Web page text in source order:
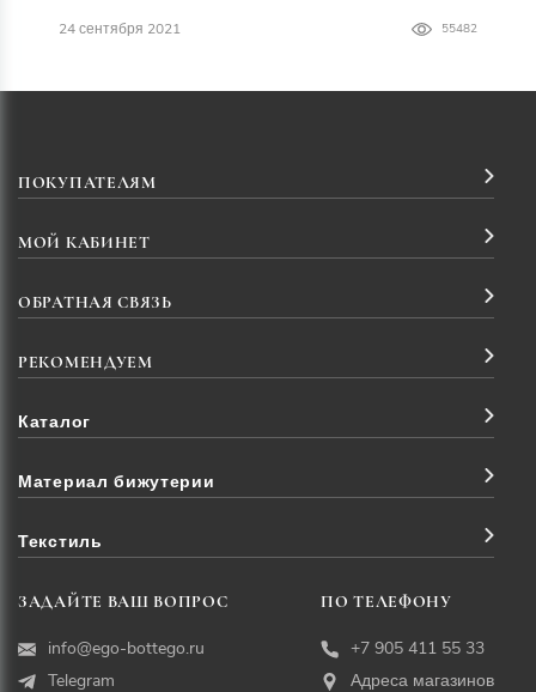
24 сентября 2021 55482
ПОКУПАТЕЛЯМ
МОЙ КАБИНЕТ
ОБРАТНАЯ СВЯЗЬ
РЕКОМЕНДУЕМ
Каталог
Материал бижутерии
Текстиль
ЗАДАЙТЕ ВАШ ВОПРОС
info@ego-bottego.ru
Telegram
ПО ТЕЛЕФОНУ
+7 905 411 55 33
Адреса магазинов